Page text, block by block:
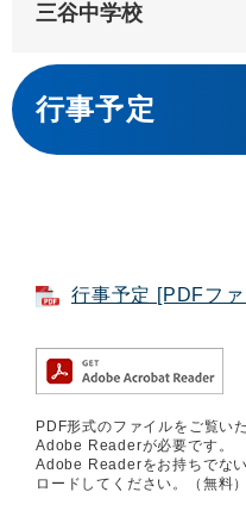
三谷中学校
本
文
行事予定
行事予定 [PDFフ
PDF形式のファイルをご覧い
Adobe Readerが必要です。
Adobe Readerをお持ちでな
ロードしてください。（無料）